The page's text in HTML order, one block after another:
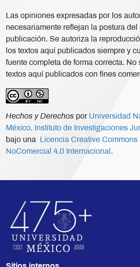
Las opiniones expresadas por los
necesariamente reflejan la postura del
publicación. Se autoriza la
los textos aquí publicados siempre y
fuente completa de forma correcta. No
textos aquí publicados con fines
Hechos y Derechos por Universidad
México, Instituto de Investigaciones
bajo una
Licencia Creative
NoComercial 4.0 Internacional .